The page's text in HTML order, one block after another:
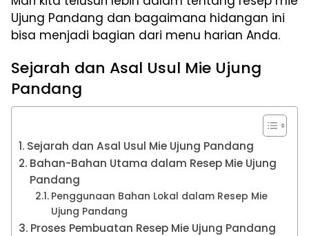
Ujung Pandang dan bagaimana hidangan ini
bisa menjadi bagian dari menu harian Anda.
Sejarah dan Asal Usul Mie Ujung
Pandang
Sejarah dan Asal Usul Mie Ujung Pandang
Bahan-Bahan Utama dalam Resep Mie Ujung
Pandang
Penggunaan Bahan Lokal dalam Resep Mie
Ujung Pandang
Proses Pembuatan Resep Mie Ujung Pandang